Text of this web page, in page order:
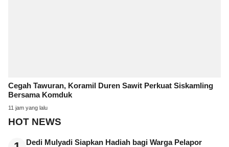
Cegah Tawuran, Koramil Duren Sawit Perkuat Siskamling
Bersama Komduk
11 jam yang lalu
HOT NEWS
Dedi Mulyadi Siapkan Hadiah bagi Warga Pelapor